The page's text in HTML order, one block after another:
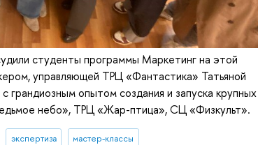
студенты программы Маркетинг на этой
управляющей ТРЦ «Фантастика» Татьяной
грандиозным опытом создания и запуска крупных
небо», ТРЦ «Жар-птица», СЦ «Физкульт».
экспертиза мастер-классы